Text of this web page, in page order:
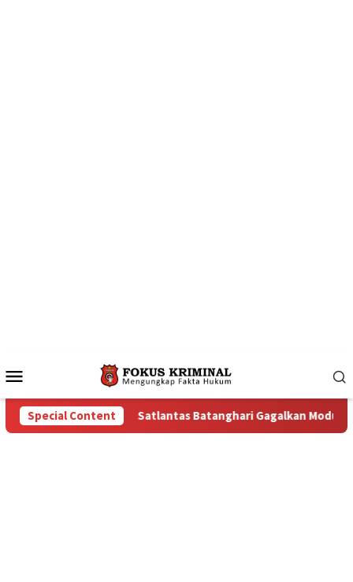
Menu
Special Content
Modus Truk Batu Bara Berkedok Kendaraan Ekspedisi,